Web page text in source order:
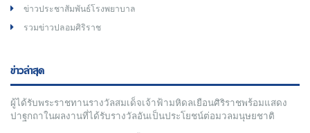
ข่าวประชาสัมพันธ์โรงพยาบาล
รวมข่าวปลอมศิริราช
ข่าวล่าสุด
ผู้ได้รับพระราชทานรางวัลสมเด็จเจ้าฟ้ามหิดลเยือนศิริราชพร้อมแสดง
ปาฐกถาในผลงานที่ได้รับรางวัลอันเป็นประโยชน์ต่อมวลมนุษยชาติ